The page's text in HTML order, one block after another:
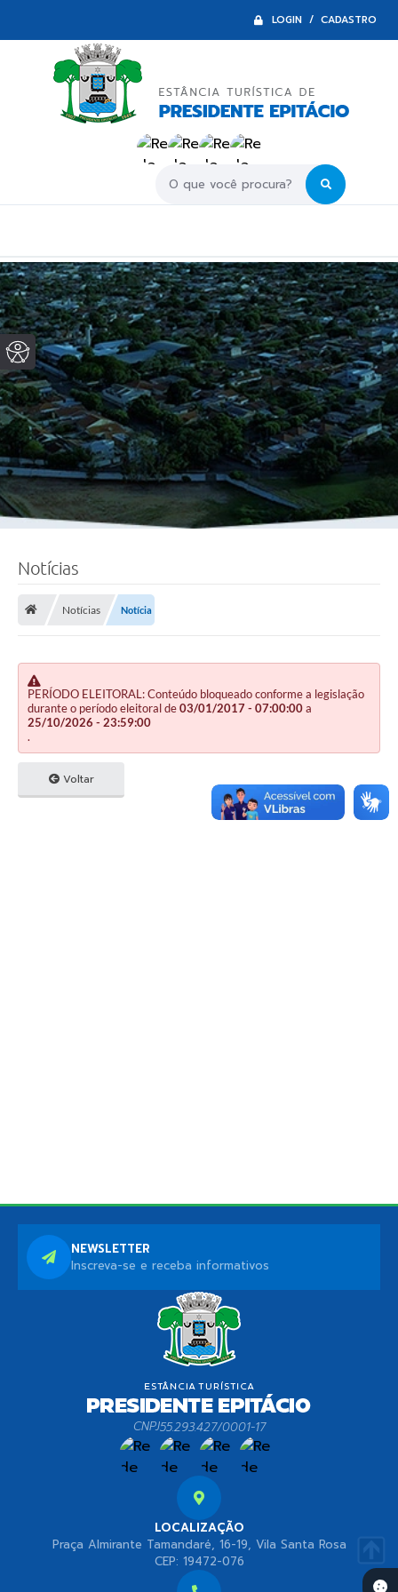
LOGIN / CADASTRO
Notícias
Notícias Notícia
PERÍODO ELEITORAL: Conteúdo bloqueado conforme a legislação
durante o período eleitoral de03/01/2017 - 07:00:00a
25/10/2026 - 23:59:00
.
Voltar
LOCALIZAÇÃO
Praça Almirante Tamandaré, 16-19, Vila Santa Rosa
CEP: 19472-076
CNPJ55.293.427/0001-17
NEWSLETTER
Inscreva-se e receba informativos